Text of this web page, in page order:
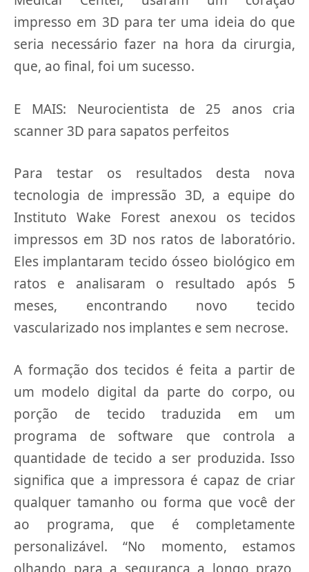
impresso em 3D para ter uma ideia do que
seria necessário fazer na hora da cirurgia,
que, ao final, foi um sucesso.
E MAIS: Neurocientista de 25 anos cria
scanner 3D para sapatos perfeitos
Para testar os resultados desta nova
tecnologia de impressão 3D, a equipe do
Instituto Wake Forest anexou os tecidos
impressos em 3D nos ratos de laboratório.
Eles implantaram tecido ósseo biológico em
ratos e analisaram o resultado após 5
meses, encontrando novo tecido
vascularizado nos implantes e sem necrose.
A formação dos tecidos é feita a partir de
um modelo digital da parte do corpo, ou
porção de tecido traduzida em um
programa de software que controla a
quantidade de tecido a ser produzida. Isso
significa que a impressora é capaz de criar
qualquer tamanho ou forma que você der
ao programa, que é completamente
personalizável. “No momento, estamos